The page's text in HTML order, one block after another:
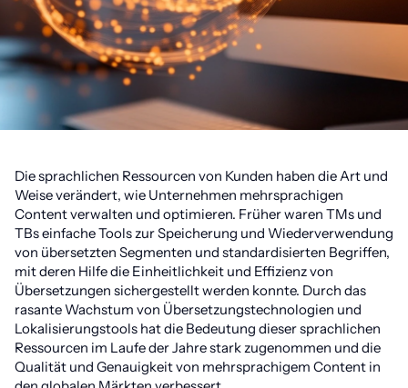
Die sprachlichen Ressourcen von Kunden haben die Art und
Weise verändert, wie Unternehmen mehrsprachigen
Content verwalten und optimieren. Früher waren TMs und
TBs einfache Tools zur Speicherung und Wiederverwendung
von übersetzten Segmenten und standardisierten Begriffen,
mit deren Hilfe die Einheitlichkeit und Effizienz von
Übersetzungen sichergestellt werden konnte. Durch das
rasante Wachstum von Übersetzungstechnologien und
Lokalisierungstools hat die Bedeutung dieser sprachlichen
Ressourcen im Laufe der Jahre stark zugenommen und die
Qualität und Genauigkeit von mehrsprachigem Content in